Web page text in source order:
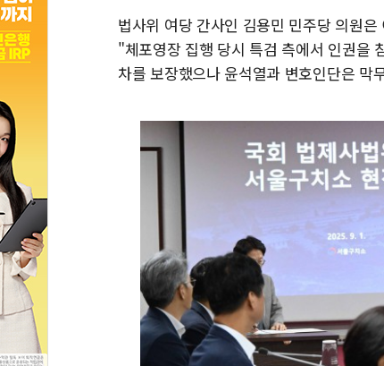
법사위 여당 간사인 김용민 민주당 의원
"체포영장 집행 당시 특검 측에서 인권을
차를 보장했으나 윤석열과 변호인단은 막